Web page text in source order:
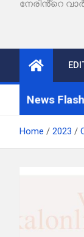
നേരിൻ്റെ
News Flash
Home 2023